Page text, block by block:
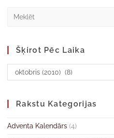
Šķirot Pēc Laika
oktobris (2010) (8)
Rakstu Kategorijas
Adventa Kalendārs (4)